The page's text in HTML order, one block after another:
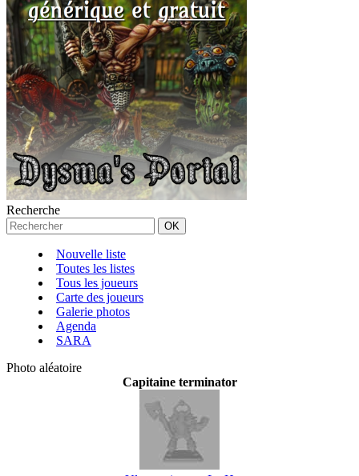
Recherche
Nouvelle liste
Toutes les listes
Tous les joueurs
Carte des joueurs
Galerie photos
Agenda
SARA
Photo aléatoire
Capitaine terminator